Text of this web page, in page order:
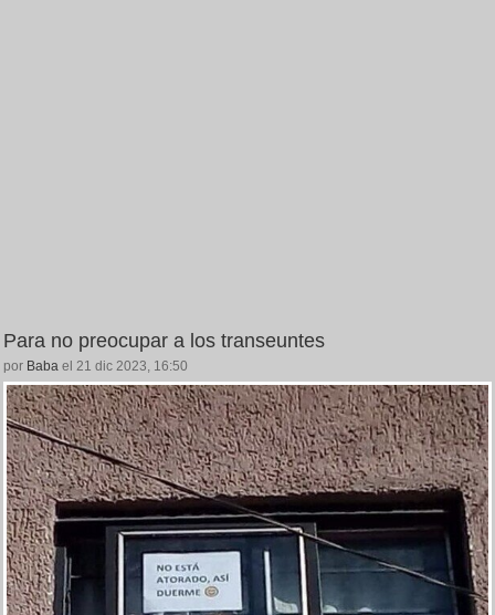
Para no preocupar a los transeuntes
por Baba el 21 dic 2023, 16:50